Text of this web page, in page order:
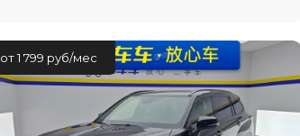
от 1 799 руб/мес